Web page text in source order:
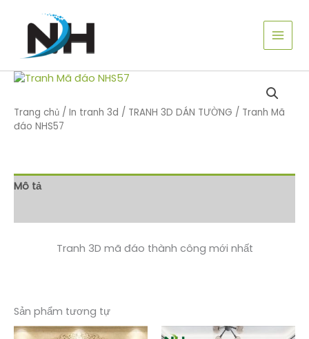
Trang chủ / In tranh 3d / TRANH 3D DÁN TƯỜNG / Tranh Mã
đáo NHS57
Mô tả
Tranh 3D mã đáo thành công mới nhất
Sản phẩm tương tự